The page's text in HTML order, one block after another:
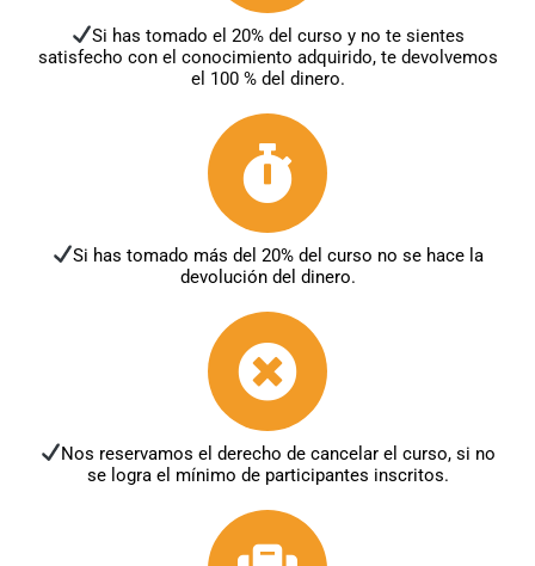
Si has tomado el 20% del curso y no te sientes
satisfecho con el conocimiento adquirido, te devolvemos
el 100 % del dinero.
Si has tomado más del 20% del curso no se hace la
devolución del dinero.
Nos reservamos el derecho de cancelar el curso, si no
se logra el mínimo de participantes inscritos.